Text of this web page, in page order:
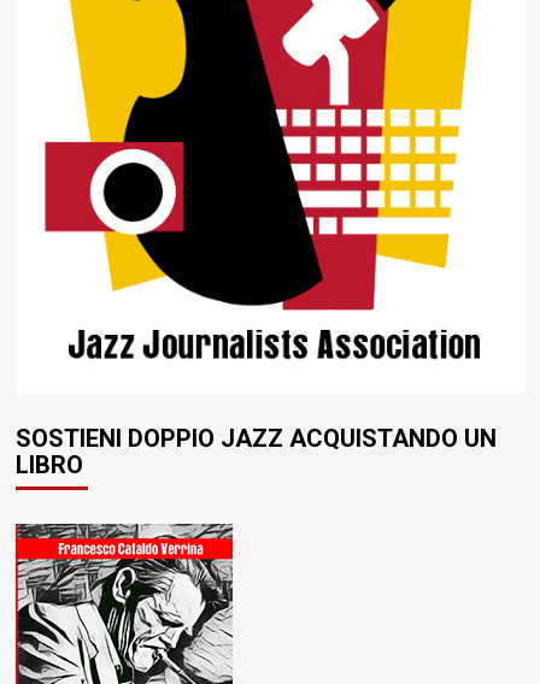
SOSTIENI DOPPIO JAZZ ACQUISTANDO UN
LIBRO